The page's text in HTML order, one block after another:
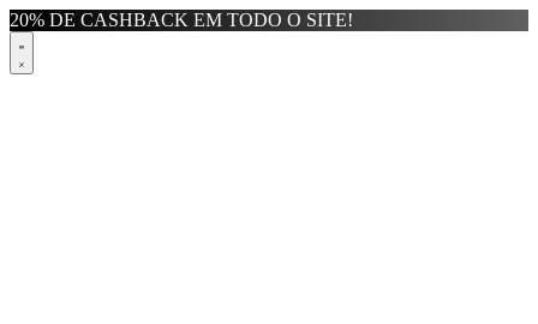
20% DE CASHBACK EM TODO O SITE!